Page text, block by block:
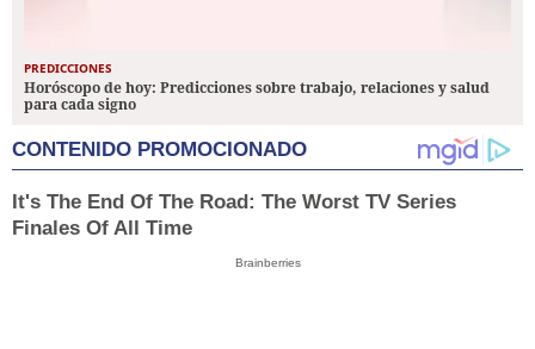
PREDICCIONES
Horóscopo de hoy: Predicciones sobre trabajo, relaciones y salud
para cada signo
CONTENIDO PROMOCIONADO
It's The End Of The Road: The Worst TV Series
Finales Of All Time
Brainberries